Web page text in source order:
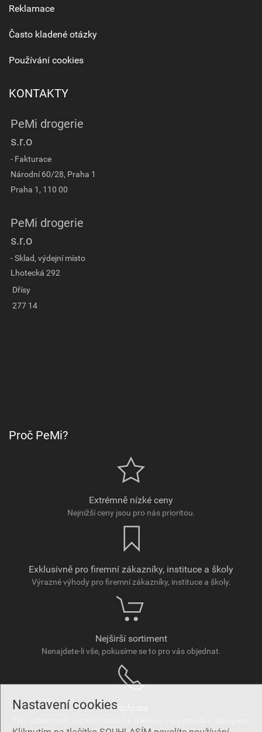
Nastavení cookies
Reklamace
Často kladené otázky
Používání cookies
KONTAKTY
PeMi drogerie
s.r.o
- Fakturace
Národní 60/28, Praha 1
Praha 1, 110 00
PeMi drogerie
s.r.o
- Sklad, výdejní místo
Lhotecká 292
Dřísy
277 14
Proč PeMi?
Extrémně nízké ceny
Nejnižší ceny jsou pro nás prioritou.
Exklusivně pro firemní zákazníky, instituce a školy
Výrazné výhody pro firemní zákazníky, instituce a školy.
Nejširší sortiment
Nenajdete-li vše, pokusíme se to pro vás objednat.
Podpora